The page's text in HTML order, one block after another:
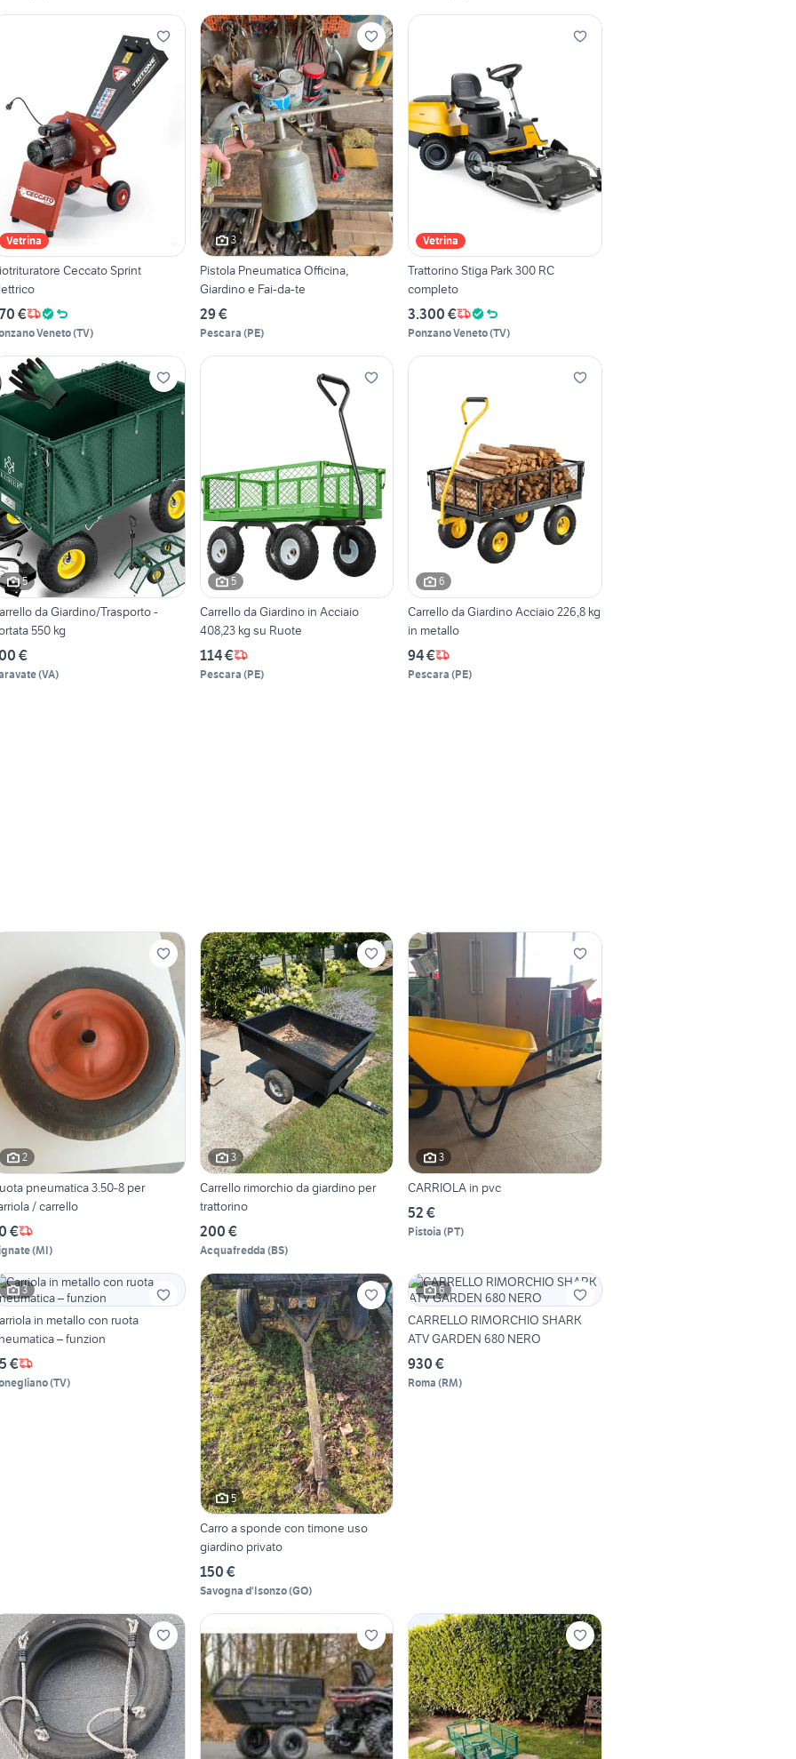
Vetrina
Ceccato Sprint
€
Veneto(TV)
3
Pistola Pneumatica Officina,
Giardino e Fai-da-te
29 €
Pescara (PE)
Vetrina
Trattorino Stiga Park 300 RC
completo
3.300 €
Ponzano Veneto(TV)
5
da Giardino/Trasporto -
550 kg
€
(VA)
5
Carrello da Giardino in Acciaio
408,23 kg su Ruote
114 €
Pescara (PE)
6
Carrello da Giardino Acciaio 226,8 kg
in metallo
94 €
Pescara (PE)
2
pneumatica 3.50-8 per
/ carrello
€
(MI)
3
Carrello rimorchio da giardino per
trattorino
200 €
Acquafredda (BS)
3
CARRIOLA in pvc
52 €
Pistoia (PT)
3
in metallo con ruota
– funzion
€
(TV)
5
Carro a sponde con timone uso
giardino privato
150 €
Savogna d'Isonzo(GO)
6
CARRELLO RIMORCHIO SHARK
ATV GARDEN 680 NERO
930 €
Roma (RM)